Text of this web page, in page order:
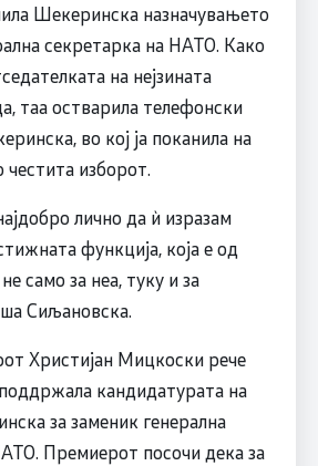
Шекеринска назначувањето
секретарка на НАТО. Како
на нејзината
таа остварила телефонски
во кој ја поканила на
честита изборот.
лично да ѝ изразам
функција, која е од
само за неа, туку и за
Сиљановска.
Христијан Мицкоски рече
кандидатурата на
за заменик генерална
Премиерот посочи дека за